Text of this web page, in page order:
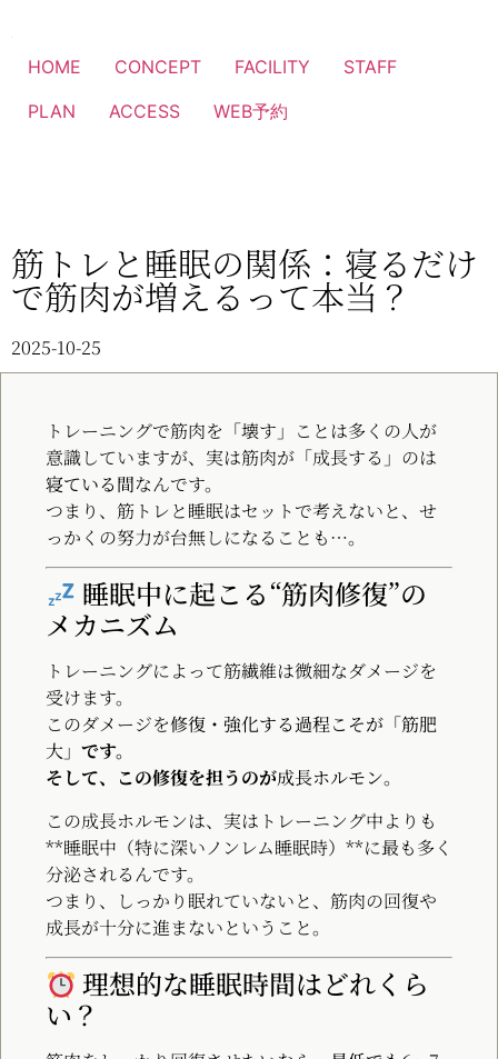
HOME CONCEPT FACILITY
STAFF
PLAN
ACCESS WEB予約
筋トレと睡眠の関係：寝るだけ
で筋肉が増えるって本当？
2025-10-25
トレーニングで筋肉を「壊す」ことは多くの人が
意識していますが、実は筋肉が「成長する」のは
寝ている間なんです。
つまり、筋トレと睡眠はセットで考えないと、せ
っかくの努力が台無しになることも…。
睡眠中に起こる“筋肉修復”の
メカニズム
トレーニングによって筋繊維は微細なダメージを
受けます。
このダメージを修復・強化する過程こそが「筋肥
大」 です。
そして、この修復を担うのが成長ホルモン。
この成長ホルモンは、実はトレーニング中よりも
**睡眠中（特に深いノンレム睡眠時）**に最も多く
分泌されるんです。
つまり、しっかり眠れていないと、筋肉の回復や
成長が十分に進まないということ。
理想的な睡眠時間はどれくら
い？